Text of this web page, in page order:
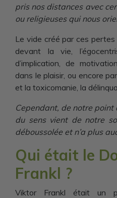
pris nos distances avec
ou religieuses qui nous
Le vide créé par ces
devant la vie,
d’implication, de
dans le plaisir, ou encore
et la toxicomanie, la
Cependant, de notre
du sens vient de notre
déboussolée et n’a plus
Qui était le
Frankl ?
Viktor Frankl était un